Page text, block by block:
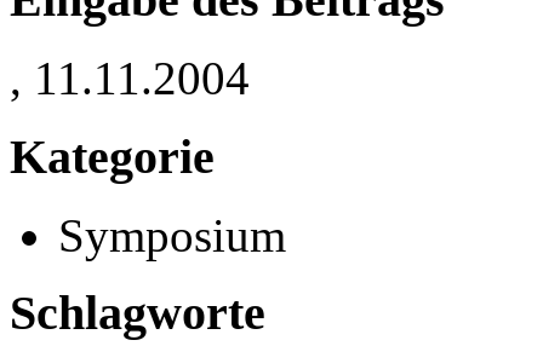
, 11.11.2004
Kategorie
Symposium
Schlagworte